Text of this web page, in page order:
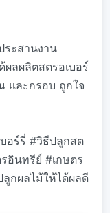
ระสานงาน
ผลผลิตสตรอเบอร์
และกรอบ ถูกใจ
อร์รี่ #วิธีปลูกสต
อินทรีย์ #เกษตร
กผลไม้ให้ได้ผลดี